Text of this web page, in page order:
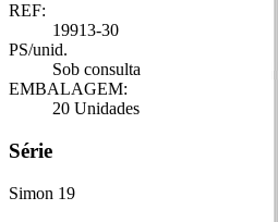
REF:
19913-30
PS/unid.
Sob consulta
EMBALAGEM:
20 Unidades
Série
Simon 19